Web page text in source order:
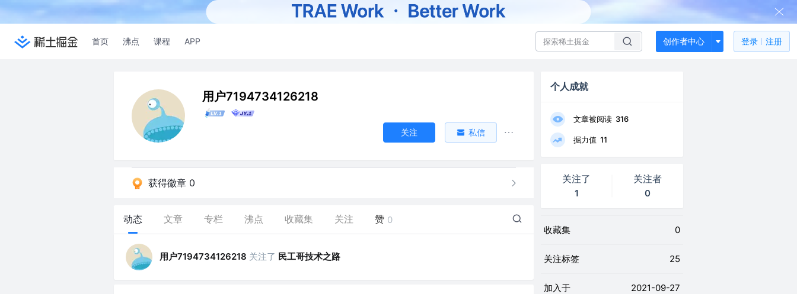
首页 沸点 课程 APP 创作者中心 登录 注册
用户7194734126218
关注 私信
获得徽章 0
动态 文章 专栏 沸点 收藏集 关注 赞 0
用户7194734126218 关注了 民工哥技术之路
个人成就
文章被阅读 316
掘力值 11
关注了
1
关注者
0
收藏集 0
关注标签 25
加入于 2021-09-27